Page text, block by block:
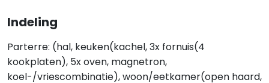
Indeling
Parterre: (hal, keuken(kachel, 3x fornuis(4
kookplaten), 5x oven, magnetron,
koel-/vriescombinatie), woon/eetkamer(open haard,